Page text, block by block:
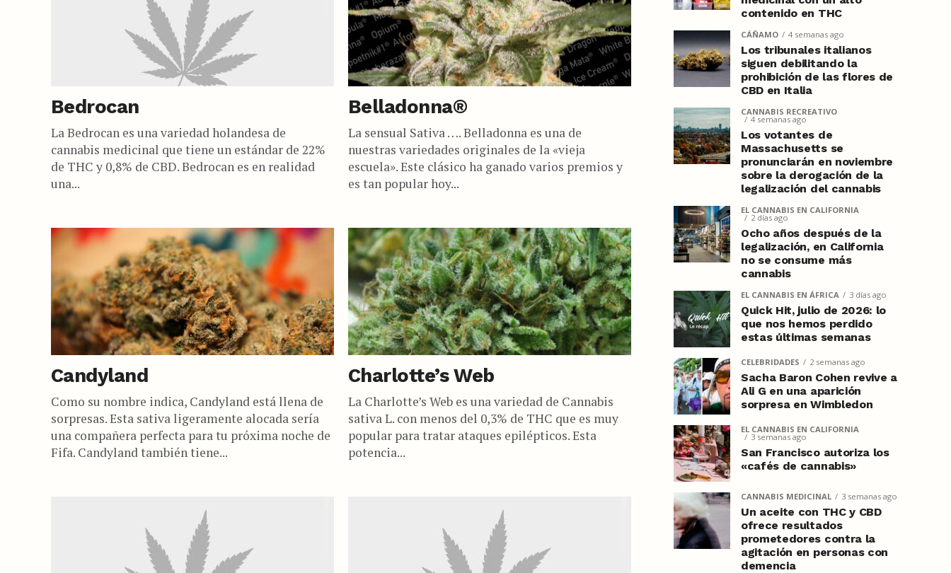
Bedrocan
La Bedrocan es una variedad holandesa de
cannabis medicinal que tiene un estándar de 22%
de THC y 0,8% de CBD. Bedrocan es en realidad
una...
Belladonna®
La sensual Sativa …. Belladonna es una de
nuestras variedades originales de la «vieja
escuela». Este clásico ha ganado varios premios y
es tan popular hoy...
Candyland
Como su nombre indica, Candyland está llena de
sorpresas. Esta sativa ligeramente alocada sería
una compañera perfecta para tu próxima noche de
Fifa. Candyland también tiene...
Charlotte’s Web
La Charlotte’s Web es una variedad de Cannabis
sativa L. con menos del 0,3% de THC que es muy
popular para tratar ataques epilépticos. Esta
potencia...
contenido en THC
CÁÑAMO 4 semanas ago
Los tribunales italianos
siguen debilitando la
prohibición de las flores de
CBD en Italia
CANNABIS RECREATIVO
4 semanas ago
Los votantes de
Massachusetts se
pronunciarán en noviembre
sobre la derogación de la
legalización del cannabis
EL CANNABIS EN CALIFORNIA
2 días ago
Ocho años después de la
legalización, en California
no se consume más
cannabis
EL CANNABIS EN ÁFRICA 3 días ago
Quick Hit, julio de 2026: lo
que nos hemos perdido
estas últimas semanas
CELEBRIDADES 2 semanas ago
Sacha Baron Cohen revive a
Ali G en una aparición
sorpresa en Wimbledon
EL CANNABIS EN CALIFORNIA
3 semanas ago
San Francisco autoriza los
«cafés de cannabis»
CANNABIS MEDICINAL 3 semanas ago
Un aceite con THC y CBD
ofrece resultados
prometedores contra la
agitación en personas con
demencia